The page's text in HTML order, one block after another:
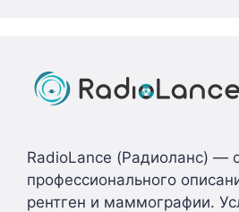
RadioLance (Радиоланс) —
профессионального
рентген и маммографии.